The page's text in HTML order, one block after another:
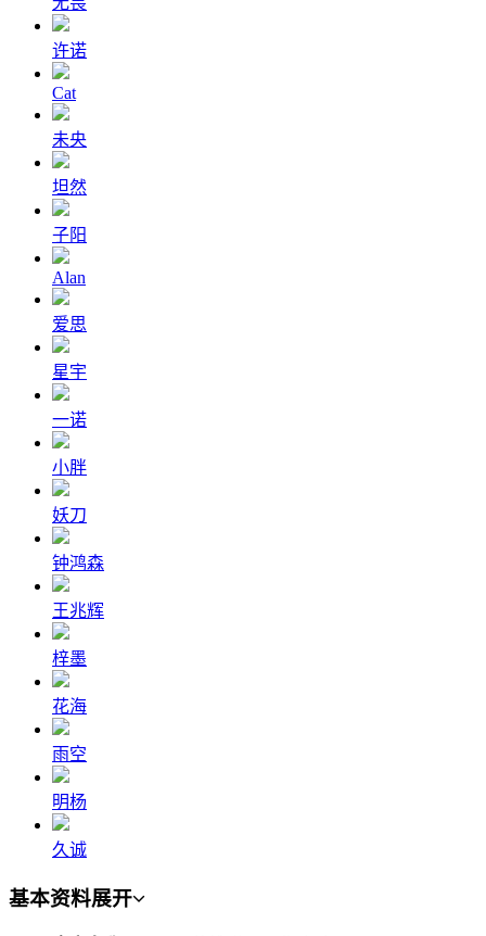
许诺
Cat
未央
坦然
子阳
Alan
爱思
星宇
一诺
小胖
妖刀
钟鸿森
王兆辉
梓墨
花海
雨空
明杨
久诚
基本资料展开